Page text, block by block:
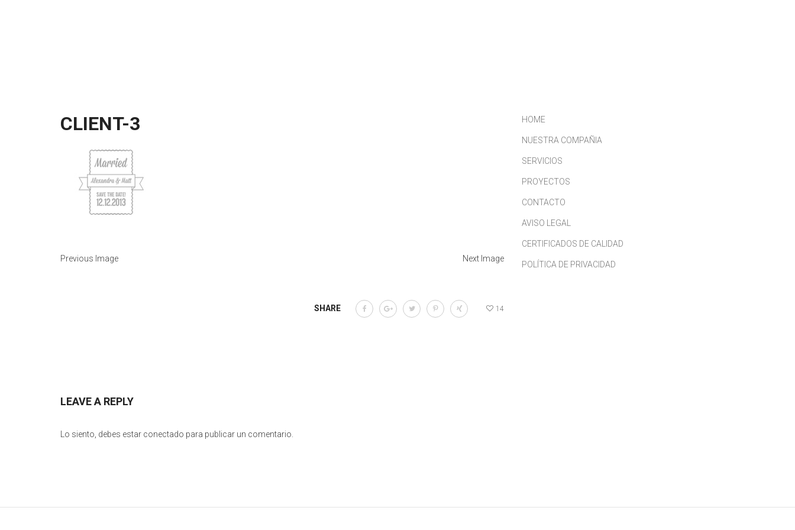
CLIENT-3
Previous Image Next Image
SHARE 14
LEAVE A REPLY
Lo siento, debes estar conectado para publicar un comentario.
HOME
NUESTRA COMPAÑIA
SERVICIOS
PROYECTOS
CONTACTO
AVISO LEGAL
CERTIFICADOS DE CALIDAD
POLÍTICA DE PRIVACIDAD